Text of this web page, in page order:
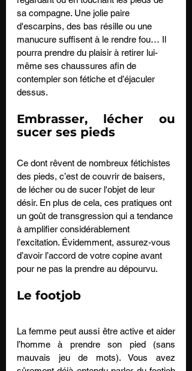
sa compagne. Une jolie paire
d'escarpins, des bas résille ou une
manucure suffisent à le rendre fou… Il
pourra prendre du plaisir à retirer lui-
même ses chaussures afin de
contempler son fétiche et d’éjaculer
dessus.
Embrasser, lécher ou
sucer ses pieds
Ce dont rêvent de nombreux fétichistes
des pieds, c’est de couvrir de baisers,
de lécher ou de sucer l'objet de leur
désir. En plus de cela, ces pratiques ont
un goût de transgression qui a tendance
à amplifier considérablement
l’excitation. Évidemment, assurez-vous
d’avoir l’accord de votre copine avant
pour ne pas la prendre au dépourvu.
Le footjob
La femme peut aussi être active et aider
l’homme à prendre son pied (sans
mauvais jeu de mots). Vous avez